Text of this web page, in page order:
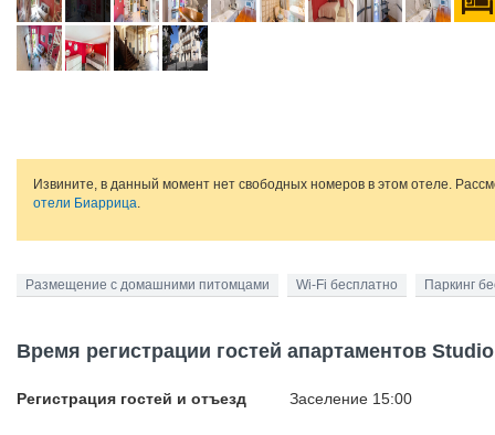
Извините, в данный момент нет свободных номеров в этом отеле.
отели Биаррица.
Размещение с домашними питомцами Wi-Fi бесплатно Паркинг
Время регистрации гостей апартаментов
Регистрация гостей и отъезд Заселение 15:00